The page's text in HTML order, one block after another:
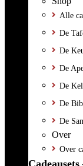
Alle
De
De
De
De
De
De
Over
Over